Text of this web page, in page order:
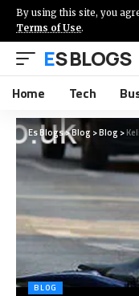
By using this site, you
Terms of Use.
ES BLOGS
Home Tech
Es Blogs>Blog >Blog >
BLOG